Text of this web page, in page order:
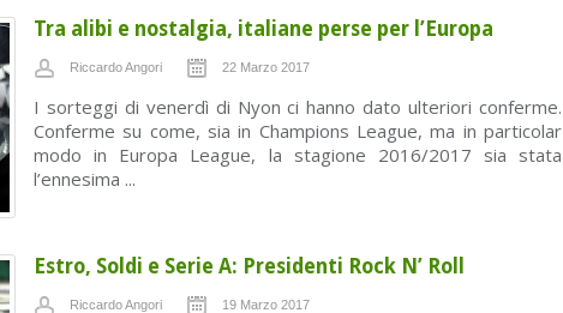
Tra alibi e nostalgia, italiane perse per l’Europa
Riccardo Angori 22 Marzo 2017
I sorteggi di venerdì di Nyon ci hanno dato ulteriori conferme.
Conferme su come, sia in Champions League, ma in particolar
modo in Europa League, la stagione 2016/2017 sia stata
l’ennesima ...
Estro, Soldi e Serie A: Presidenti Rock N’ Roll
Riccardo Angori 19 Marzo 2017